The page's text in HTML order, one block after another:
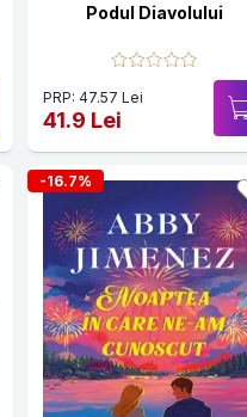
Podul Diavolului
PRP: 47.57 Lei
41.9 Lei
-16.7%